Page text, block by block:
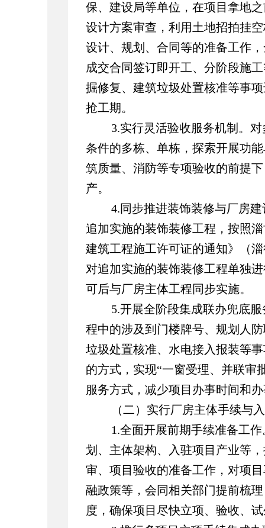
保、建设局等单位，在项目拿地
设计方案审查，利用土地招拍挂
设计、规划、合同等的准备工作
成交合同签订即开工、分阶段施
掘修复、建筑垃圾处置核准等事
抢工期。
3.实行灵活验收服务机制。 对
条件的多栋、单栋，探索开展功
筑质量、消防等专项验收的前提
产。
4.同步推进装饰装修与厂房建
追加实施的装饰装修工程，按照
建筑工程施工许可证的通知》
（
对追加实施的装饰装修工程单独
可后与厂房主体工程同步实施。
5.开展全阶段集成联办兜底服
程中的涉及到门楼牌号、规划人
垃圾处置核准、水电接入报装等
的方式，实现“一窗受理、并联审
服务方式，减少项目办事时间和
（二）实行厂房主体手续与
1.全面开展前期手续准备工
划、主体架构、入驻项目产业等
审、项目验收的准备工作，对项
融政策等，会同相关部门提前梳
度，确保项目尽快立项、验收、